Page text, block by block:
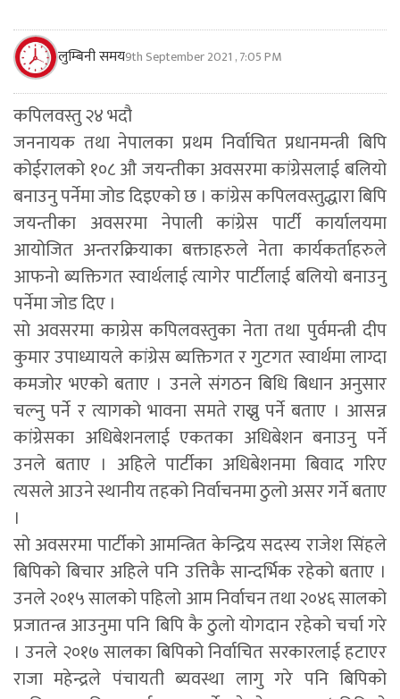
लुम्बिनी समय9th September 2021 , 7:05 PM
कपिलवस्तु २४ भदौ
जननायक तथा नेपालका प्रथम निर्वाचित प्रधानमन्त्री बिपि
कोईरालको १०८ औ जयन्तीका अवसरमा कांग्रेसलाई बलियो
बनाउनु पर्नेमा जोड दिइएको छ । कांग्रेस कपिलवस्तुद्धारा बिपि
जयन्तीका अवसरमा नेपाली कांग्रेस पार्टी कार्यालयमा
आयोजित अन्तरक्रियाका बक्ताहरुले नेता कार्यकर्ताहरुले
आफनो ब्यक्तिगत स्वार्थलाई त्यागेर पार्टीलाई बलियो बनाउनु
पर्नेमा जोड दिए ।
सो अवसरमा काग्रेस कपिलवस्तुका नेता तथा पुर्वमन्त्री दीप
कुमार उपाध्यायले कांग्रेस ब्यक्तिगत र गुटगत स्वार्थमा लाग्दा
कमजोर भएको बताए । उनले संगठन बिधि बिधान अनुसार
चल्नु पर्ने र त्यागको भावना समते राख्नु पर्ने बताए । आसन्न
कांग्रेसका अधिबेशनलाई एकतका अधिबेशन बनाउनु पर्ने
उनले बताए । अहिले पार्टीका अधिबेशनमा बिवाद गरिए
त्यसले आउने स्थानीय तहको निर्वाचनमा ठुलो असर गर्ने बताए
।
सो अवसरमा पार्टीको आमन्त्रित केन्द्रिय सदस्य राजेश सिंहले
बिपिको बिचार अहिले पनि उत्तिकै सान्दर्भिक रहेको बताए ।
उनले २०१५ सालको पहिलो आम निर्वाचन तथा २०४६ सालको
प्रजातन्त्र आउनुमा पनि बिपि कै ठुलो योगदान रहेको चर्चा गरे
। उनले २०१७ सालका बिपिको निर्वाचित सरकारलाई हटाएर
राजा महेन्द्रले पंचायती ब्यवस्था लागु गरे पनि बिपिको